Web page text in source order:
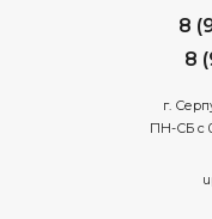
8
8
г.
ПН-СБ с